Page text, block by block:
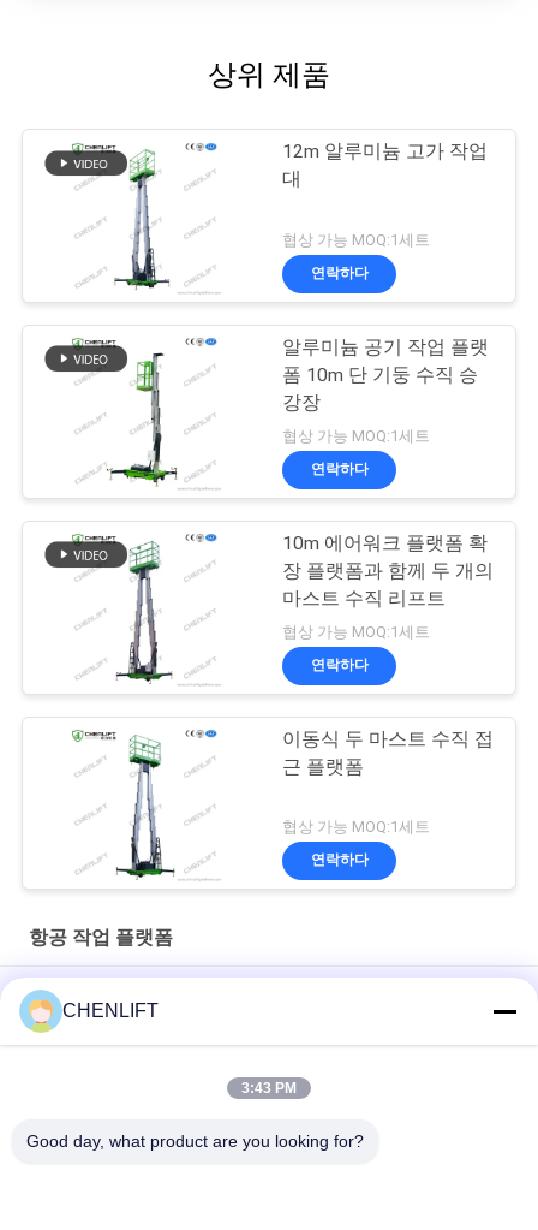
상위 제품
12m 알루미늄 고가 작업
대
협상 가능 MOQ:1세트
연락하다
알루미늄 공기 작업 플랫
폼 10m 단 기둥 수직 승
강장
협상 가능 MOQ:1세트
연락하다
10m 에어워크 플랫폼 확
장 플랫폼과 함께 두 개의
마스트 수직 리프트
협상 가능 MOQ:1세트
연락하다
이동식 두 마스트 수직 접
근 플랫폼
협상 가능 MOQ:1세트
연락하다
항공 작업 플랫폼
알루미늄 공기 작업 플랫폼 이중 기둥 자동 수직 승강장 9 미터
10m 높이 공중 작업 플랫폼 이중 기둥 수압 수직 승강장
알루미늄 타입 고소 작업대, 리프팅 높이 14m, 플랫폼 높이 쿼드러
CHENLIFT
3:43 PM
Good day, what product are you looking for?